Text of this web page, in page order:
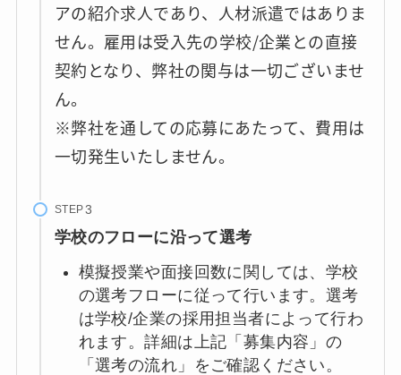
アの紹介求人であり、人材派遣ではありま
せん。雇用は受入先の学校/企業との直接
契約となり、弊社の関与は一切ございませ
ん。
※弊社を通しての応募にあたって、費用は
一切発生いたしません。
STEP
学校のフローに沿って選考
模擬授業や面接回数に関しては、学校
の選考フローに従って行います。選考
は学校/企業の採用担当者によって行わ
れます。詳細は上記「募集内容」の
「選考の流れ」をご確認ください。